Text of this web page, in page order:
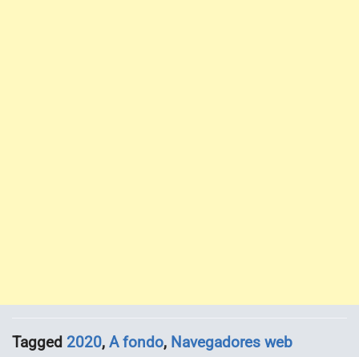
Tagged 2020, A fondo, Navegadores web